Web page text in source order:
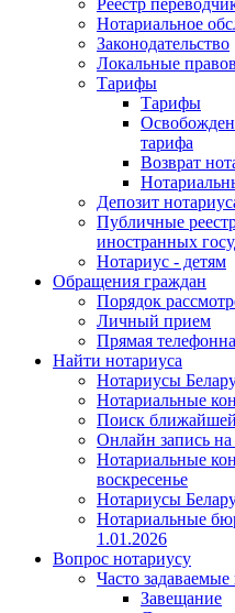
Нотариальное
Законодательство
Локальные
Тарифы
Тарифы
тарифа
Возврат
Депозит
Публичные
иностранных
Нотариус - детям
Обращения граждан
Порядок
Личный прием
Прямая
Найти нотариуса
Нотариусы
Нотариальные
Поиск
Онлайн запись
Нотариальные
воскресенье
Нотариусы
Нотариальные
1.01.2026
Вопрос нотариусу
Часто
Завещание